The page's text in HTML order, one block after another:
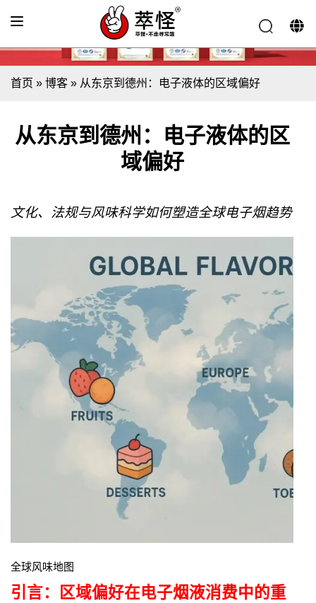
首页 » 博客 » 从东京到德州：电子液体的区域偏好
从东京到德州：电子液体的区
域偏好
文化、法规与风味科学如何塑造全球电子烟趋势
全球风味地图
引言：区域偏好在电子烟液消费中的重